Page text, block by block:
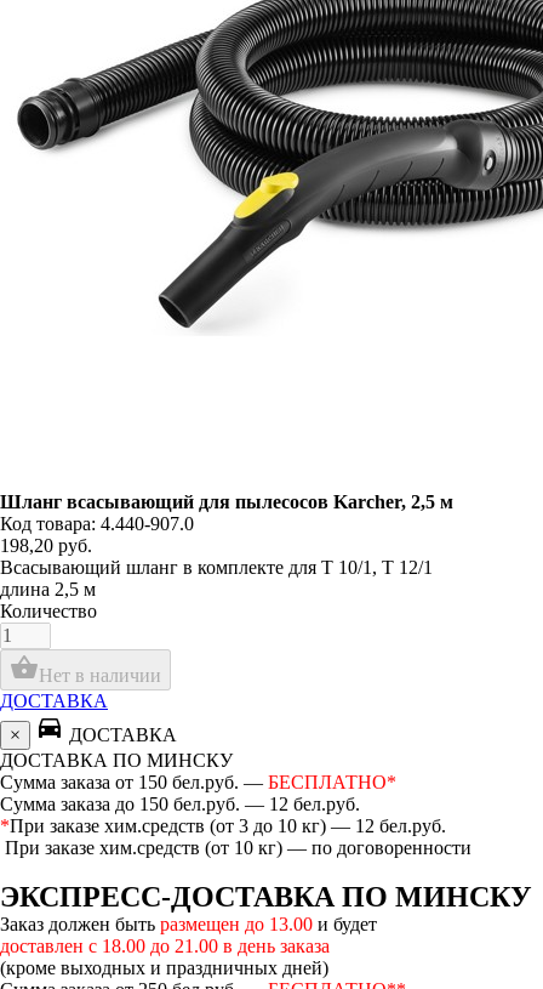
Шланг всасывающий для пылесосов Karcher, 2,5 м
Код товара: 4.440-907.0
198,20 руб.
Всасывающий шланг в комплекте для T 10/1, Т 12/1
длина 2,5 м
Количество
shopping_basketНет в наличии
ДОСТАВКА
×
directions_car ДОСТАВКА
ДОСТАВКА ПО МИНСКУ
Сумма заказа от 150 бел.руб. — БЕСПЛАТНО*
Сумма заказа до 150 бел.руб. — 12 бел.руб.
*При заказе хим.средств (от 3 до 10 кг) — 12 бел.руб.
При заказе хим.средств (от 10 кг) — по договоренности
ЭКСПРЕСС-ДОСТАВКА ПО МИНСКУ
Заказ должен быть размещен до 13.00 и будет
доставлен с 18.00 до 21.00 в день заказа
(кроме выходных и праздничных дней)